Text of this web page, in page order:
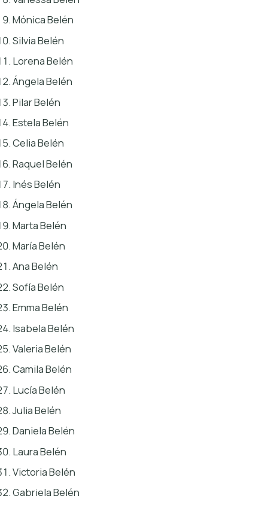
Mónica Belén
Silvia Belén
Lorena Belén
Ángela Belén
Pilar Belén
Estela Belén
Celia Belén
Raquel Belén
Inés Belén
Ángela Belén
Marta Belén
María Belén
Ana Belén
Sofía Belén
Emma Belén
Isabela Belén
Valeria Belén
Camila Belén
Lucía Belén
Julia Belén
Daniela Belén
Laura Belén
Victoria Belén
Gabriela Belén